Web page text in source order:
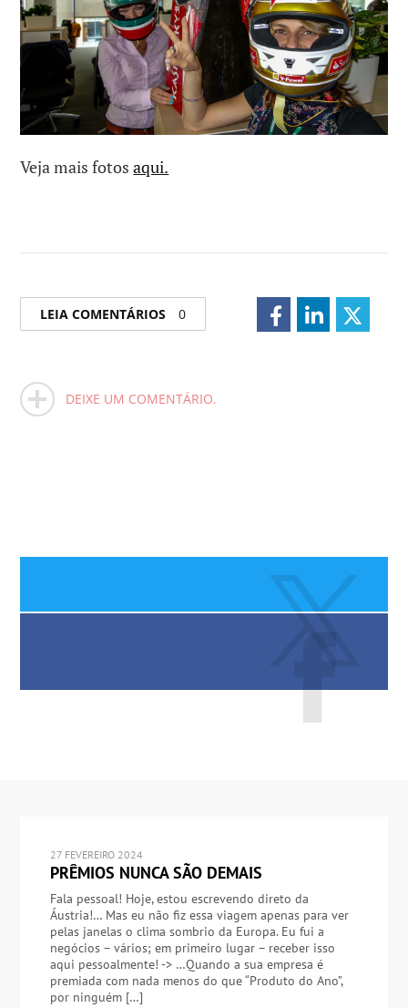
Veja mais fotosaqui.
LEIA COMENTÁRIOS 0
DEIXE UM COMENTÁRIO.
27 FEVEREIRO 2024
PRÊMIOS NUNCA SÃO DEMAIS
Fala pessoal! Hoje, estou escrevendo direto da
Áustria!… Mas eu não fiz essa viagem apenas para ver
pelas janelas o clima sombrio da Europa. Eu fui a
negócios – vários; em primeiro lugar – receber isso
aqui pessoalmente! -> …Quando a sua empresa é
premiada com nada menos do que “Produto do Ano”,
por ninguém […]